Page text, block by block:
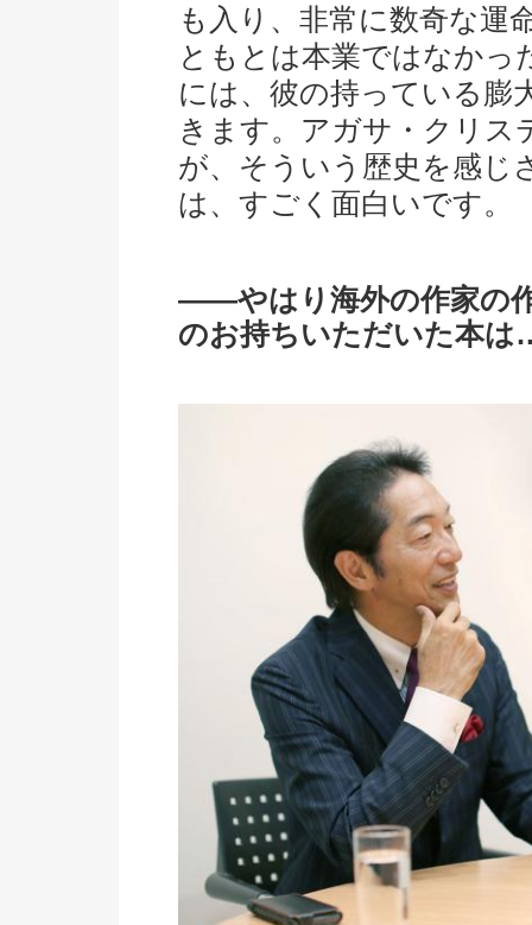
も入り、非常に数奇な運
ともとは本業ではなかっ
には、彼の持っている膨
きます。アガサ・クリス
が、そういう歴史を感じ
は、すごく面白いです。
――やはり海外の作家の
のお持ちいただいた本